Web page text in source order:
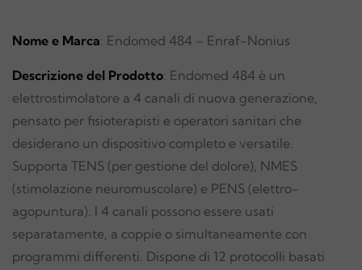
Nome e Marca: Endomed 484 – Enraf-Nonius
Descrizione del Prodotto: Endomed 484 è un
elettrostimolatore a 4 canali di nuova generazione,
pensato per fisioterapisti e operatori sanitari che
desiderano un dispositivo completo e versatile.
Supporta TENS (per gestione del dolore), NMES
(stimolazione neuromuscolare) e PENS (elettro-
agopuntura). I 4 canali possono essere usati
separatamente, a coppie o simultaneamente con
programmi differenti. Dispone di 12 protocolli basati